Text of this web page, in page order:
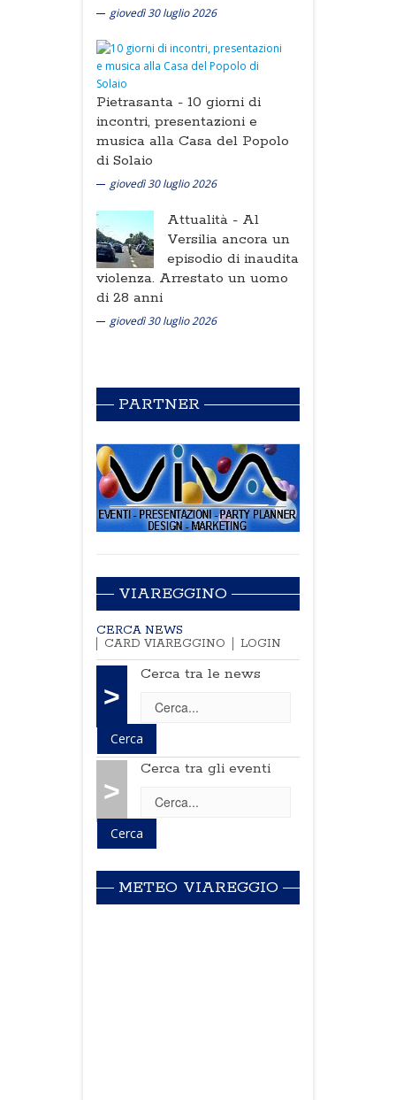
giovedì 30 luglio 2026
Pietrasanta - 10 giorni di
incontri, presentazioni e
musica alla Casa del Popolo
di Solaio
giovedì 30 luglio 2026
Attualità - Al
Versilia ancora un
episodio di inaudita
violenza. Arrestato un uomo
di 28 anni
giovedì 30 luglio 2026
PARTNER
VIAREGGINO
CERCA NEWS
CARD VIAREGGINO
LOGIN
>
Cerca tra le news
>
Cerca tra gli eventi
METEO VIAREGGIO